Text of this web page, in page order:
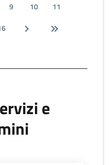
9 10
11
e